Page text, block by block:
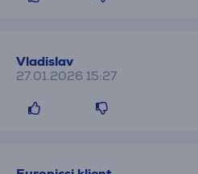
Vladislav
27.01.2026 15:27